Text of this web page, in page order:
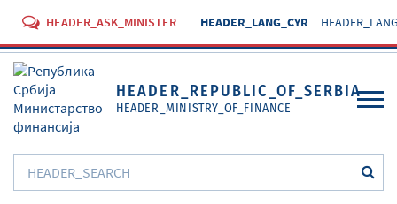
HEADER_ASK_MINISTER HEADER_LANG_CYR
HEADER_REPUBLIC_OF_SERBIA
HEADER_MINISTRY_OF_FINANCE